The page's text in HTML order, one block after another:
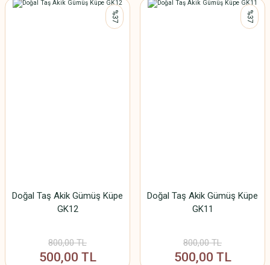
%37
Doğal Taş Akik Gümüş Küpe
GK12
800,00 TL
500,00 TL
%37
Doğal Taş Akik Gümüş Küpe
GK11
800,00 TL
500,00 TL